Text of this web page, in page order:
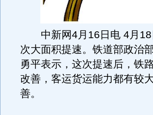
中新网4月16日电 4月18
次大面积提速。铁道部政治
勇平表示，这次提速后，铁
改善，客运货运能力都有较
善。